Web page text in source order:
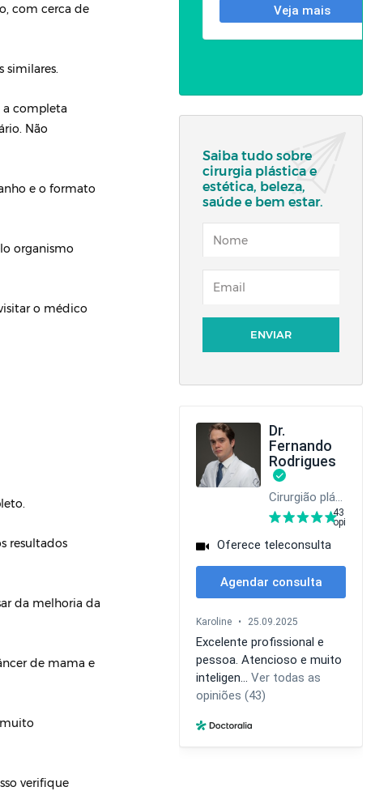
com cerca de
similares.
a completa
Não
e o formato
organismo
o médico
resultados
da melhoria da
de mama e
verifique
Saiba tudo sobre
cirurgia plástica e
estética, beleza,
saúde e bem estar.